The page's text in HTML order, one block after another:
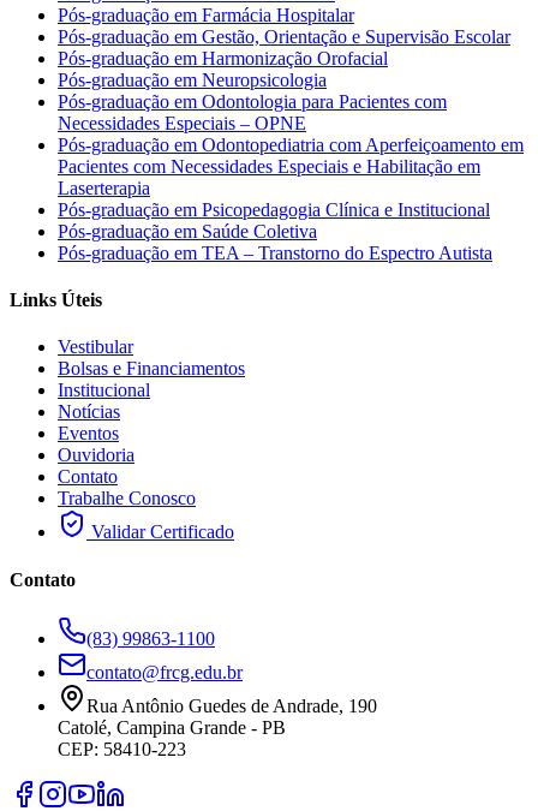
Pós-graduação em Farmácia Hospitalar
Pós-graduação em Gestão, Orientação e Supervisão Escolar
Pós-graduação em Harmonização Orofacial
Pós-graduação em Neuropsicologia
Pós-graduação em Odontologia para Pacientes com
Necessidades Especiais – OPNE
Pós-graduação em Odontopediatria com Aperfeiçoamento em
Pacientes com Necessidades Especiais e Habilitação em
Laserterapia
Pós-graduação em Psicopedagogia Clínica e Institucional
Pós-graduação em Saúde Coletiva
Pós-graduação em TEA – Transtorno do Espectro Autista
Links Úteis
Vestibular
Bolsas e Financiamentos
Institucional
Notícias
Eventos
Ouvidoria
Contato
Trabalhe Conosco
Validar Certificado
Contato
(83) 99863-1100
contato@frcg.edu.br
Rua Antônio Guedes de Andrade, 190
Catolé, Campina Grande - PB
CEP: 58410-223